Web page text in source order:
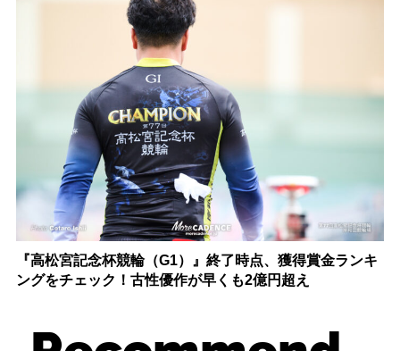
『高松宮記念杯競輪（G1）』終了時点、獲得賞金ランキ
ングをチェック！古性優作が早くも2億円超え